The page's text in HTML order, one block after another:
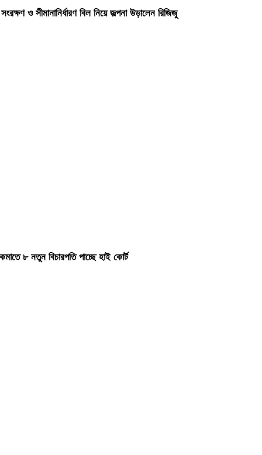
সংরক্ষণ ও সীমানানির্ধারণ বিল নিয়ে জল্পনা উড়ালেন রিজিজু
৮ নতুন বিচারপতি পাচ্ছে হাই কোর্ট